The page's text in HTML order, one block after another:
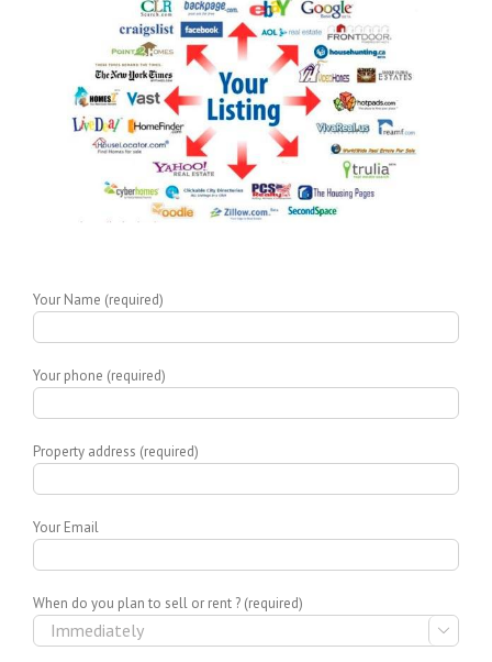
Your Name (required)
Your phone (required)
Property address (required)
Your Email
When do you plan to sell or rent ? (required)
